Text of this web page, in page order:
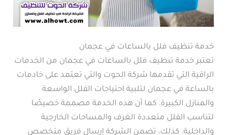
خدمة تنظيف فلل بالساعات في عجمان
تعتبر خدمة تنظيف فلل بالساعات في عجمان من الخدمات
الراقية التي تقدمها شركة الحوت والتي تعتمد على خادمات
بالساعة في عجمان لتلبية احتياجات الفلل الواسعة
والمنازل الكبيرة. كما أن هذه الخدمة مصممة خصيصًا
لتناسب الفلل متعددة الغرف والمساحات الخارجية
والداخلية. كذلك، تضمن الشركة إرسال فريق متخصص